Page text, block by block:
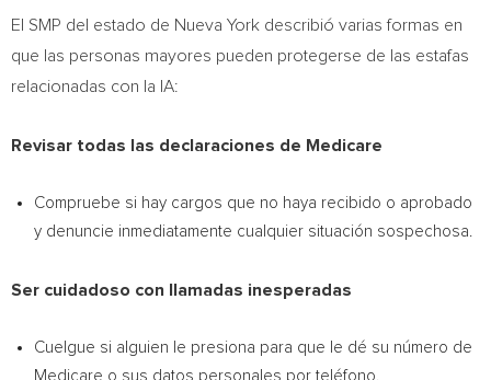
El SMP del estado de Nueva York describió varias formas en
que las personas mayores pueden protegerse de las estafas
relacionadas con la IA:
Revisar todas las declaraciones de Medicare
Compruebe si hay cargos que no haya recibido o aprobado
y denuncie inmediatamente cualquier situación sospechosa.
Ser cuidadoso con llamadas inesperadas
Cuelgue si alguien le presiona para que le dé su número de
Medicare o sus datos personales por teléfono.